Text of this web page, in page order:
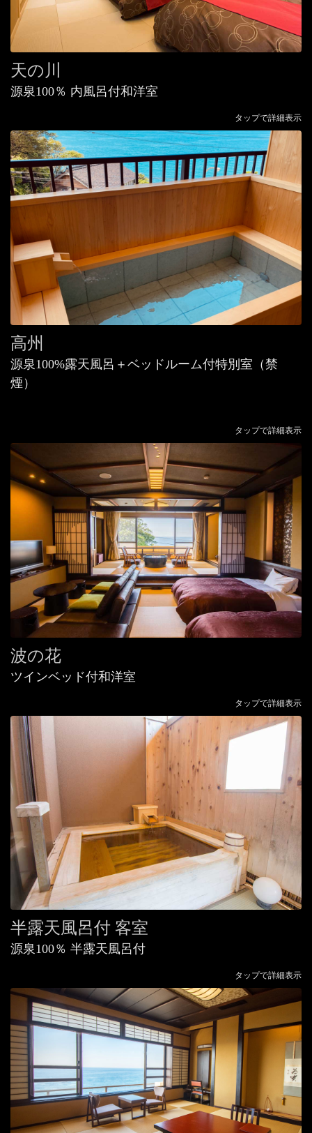
天の川
源泉100％ 内風呂付和洋室
タップで詳細表示
高州
源泉100%露天風呂＋ベッドルーム付特別室（禁
煙 ）
タップで詳細表示
波の花
ツインベッド付和洋室
タップで詳細表示
半露天風呂付 客室
源泉100％ 半露天風呂付
タップで詳細表示